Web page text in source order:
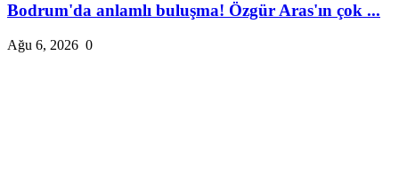
Bodrum'da anlamlı buluşma! Özgür Aras'ın çok ...
Ağu 6, 2026 0